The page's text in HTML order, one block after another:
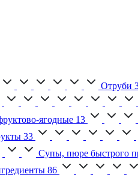
Отруби
ягодные 13
33
Супы, пюре быстрого
86